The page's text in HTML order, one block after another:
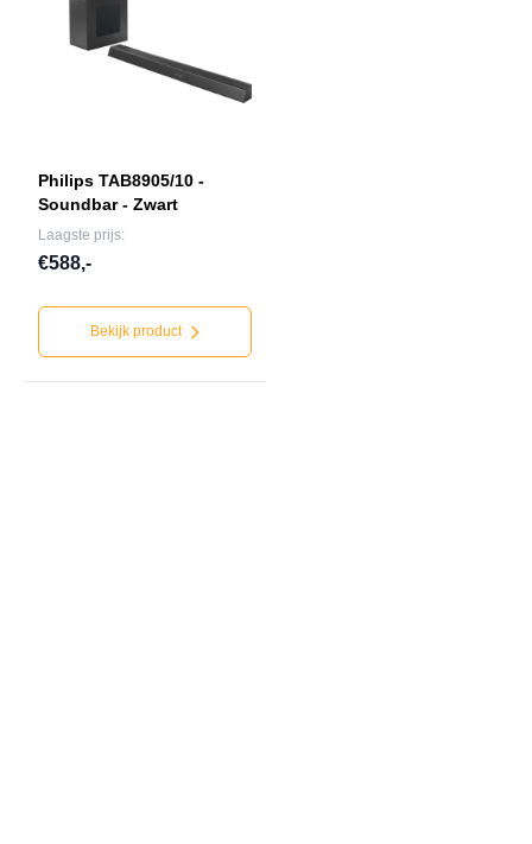
Philips TAB8905/10 -
Soundbar - Zwart
Laagste prijs:
€588,-
Bekijk product